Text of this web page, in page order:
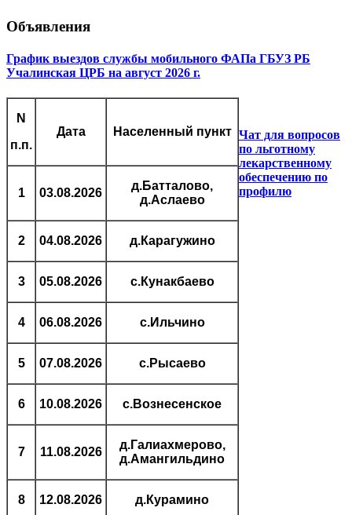
Объявления
График выездов службы мобильного ФАПа ГБУЗ РБ
Учалинская ЦРБ на август 2026 г.
N
п.п.
Дата Населенный пункт
1 03.08.2026
д.Батталово,
д.Аслаево
2 04.08.2026 д.Карагужино
3 05.08.2026 с.Кунакбаево
4 06.08.2026 с.Ильчино
5 07.08.2026 с.Рысаево
6 10.08.2026 с.Вознесенское
7 11.08.2026
д.Галиахмерово,
д.Амангильдино
8 12.08.2026 д.Курамино
Чат для вопросов
по льготному
лекарственному
обеспечению по
профилю